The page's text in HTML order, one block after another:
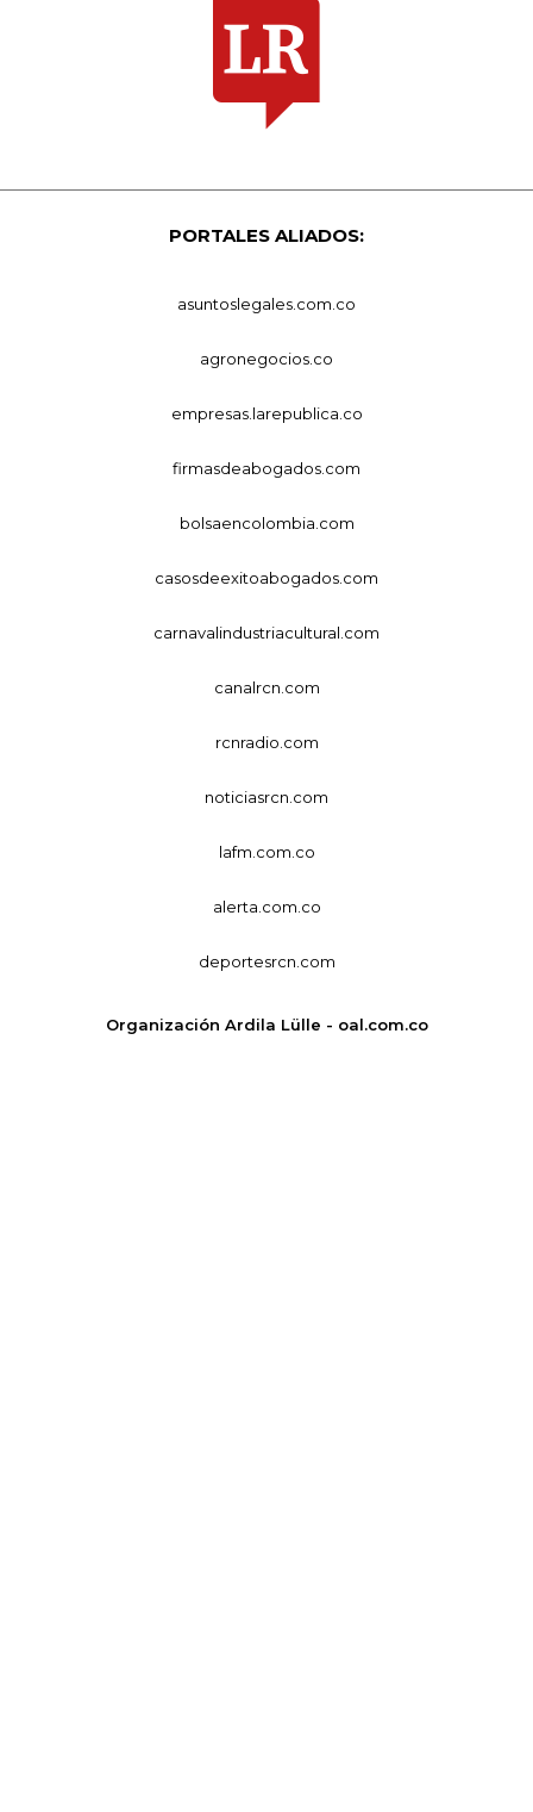
PORTALES ALIADOS:
asuntoslegales.com.co
agronegocios.co
empresas.larepublica.co
firmasdeabogados.com
bolsaencolombia.com
casosdeexitoabogados.com
carnavalindustriacultural.com
canalrcn.com
rcnradio.com
noticiasrcn.com
lafm.com.co
alerta.com.co
deportesrcn.com
Organización Ardila Lülle - oal.com.co